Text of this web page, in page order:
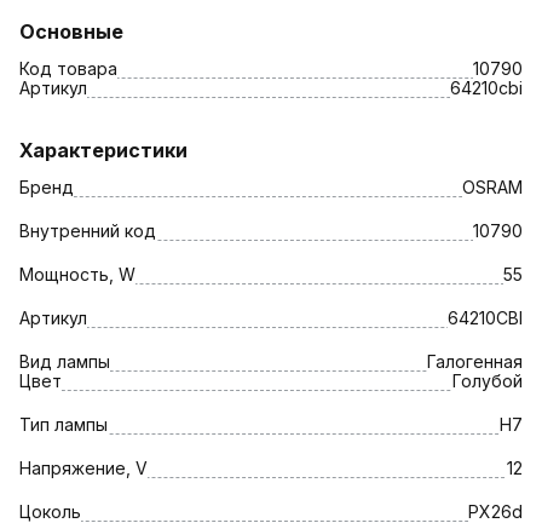
Основные
Код товара
10790
Артикул
64210cbi
Характеристики
Бренд OSRAM
Внутренний код 10790
Мощность, W 55
Артикул 64210CBI
Вид лампы
Галогенная
Цвет
Голубой
Тип лампы H7
Напряжение, V 12
Цоколь PX26d